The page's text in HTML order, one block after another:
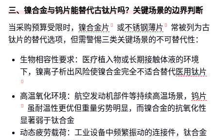
三、镍合金与钨片能替代古钛片吗？关键场景的边界判断
当采购预算受限时， 镍合金片 或不锈钢薄片
常被列为古
钛片的替代选项，但需警惕三类关键场景的不可替代性：
生物相容性要求：医疗植入物或长期接触体液的环境
下，镍离子析出风险使镍合金完全不适合替代医用钛片
高温氧化环境：航空发动机部件等持续高温场景， 钨片
虽耐温性更优但重量劣势明显，而镍合金的抗氧化性
显著弱于钛合金
动态疲劳载荷：工业设备中频繁振动的连接件，钛合金